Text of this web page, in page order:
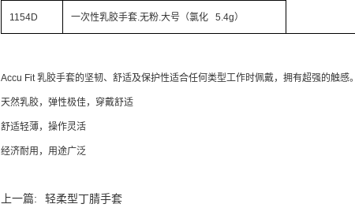
1154D 一次性乳胶手套.无粉.大号（氯化 5.4g）
Accu Fit 乳胶手套的坚韧、舒适及保护性适合任何类型工作时佩戴，拥有超强的触感。
天然乳胶，弹性极佳，穿戴舒适
舒适轻薄，操作灵活
经济耐用，用途广泛
上一篇:
轻柔型丁腈手套